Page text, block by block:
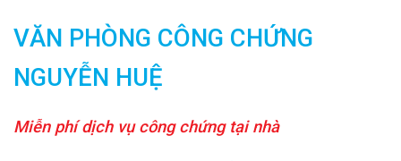
VĂN PHÒNG CÔNG CHỨNG
NGUYỄN HUỆ
Miễn phí dịch vụ công chứng tại nhà